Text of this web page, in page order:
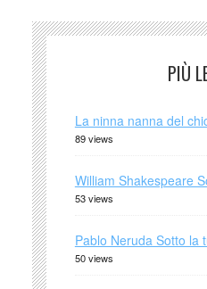
PIÙ
La ninna nanna del
89 views
William Shakespeare
53 views
Pablo Neruda Sotto la
50 views